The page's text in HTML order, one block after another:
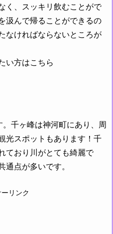
く、スッキリ飲むことがで
んで帰ることができるの
なければならないところが
い方はこちら
。千ヶ峰は神河町にあり、周
光スポットもあります！千
ており川がとても綺麗で
点が多いです。
リンク